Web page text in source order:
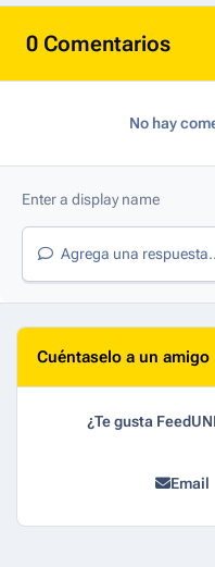
0 Comentarios
No hay
Agrega una
Cuéntaselo a un amigo
¿Te gusta
Email